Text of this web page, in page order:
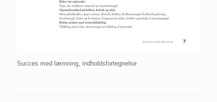
Succes med læmning, indholdsfortegnelse